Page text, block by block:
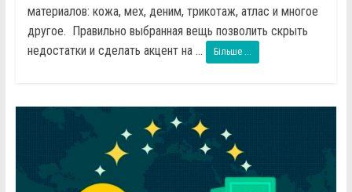
материалов: кожа, мех, деним, трикотаж, атлас и многое
другое. Правильно выбранная вещь позволить скрыть
недостатки и сделать акцент на ...
Більше ...